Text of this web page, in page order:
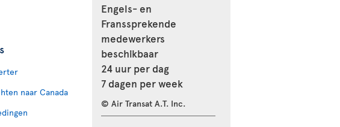
naar Canada
Engels- en
Franssprekende
medewerkers
beschikbaar
24 uur per dag
7 dagen per week
© Air Transat A.T. Inc.